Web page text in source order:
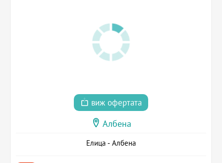
виж офертата
Албена
Елица - Албена